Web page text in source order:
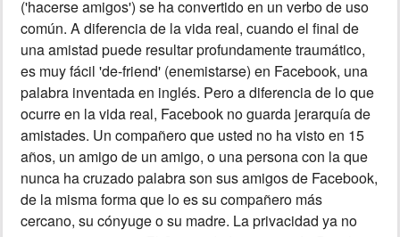
('hacerse amigos') se ha convertido en un verbo de uso
común. A diferencia de la vida real, cuando el final de
una amistad puede resultar profundamente traumático,
es muy fácil 'de-friend' (enemistarse) en Facebook, una
palabra inventada en inglés. Pero a diferencia de lo que
ocurre en la vida real, Facebook no guarda jerarquía de
amistades. Un compañero que usted no ha visto en 15
años, un amigo de un amigo, o una persona con la que
nunca ha cruzado palabra son sus amigos de Facebook,
de la misma forma que lo es su compañero más
cercano, su cónyuge o su madre. La privacidad ya no